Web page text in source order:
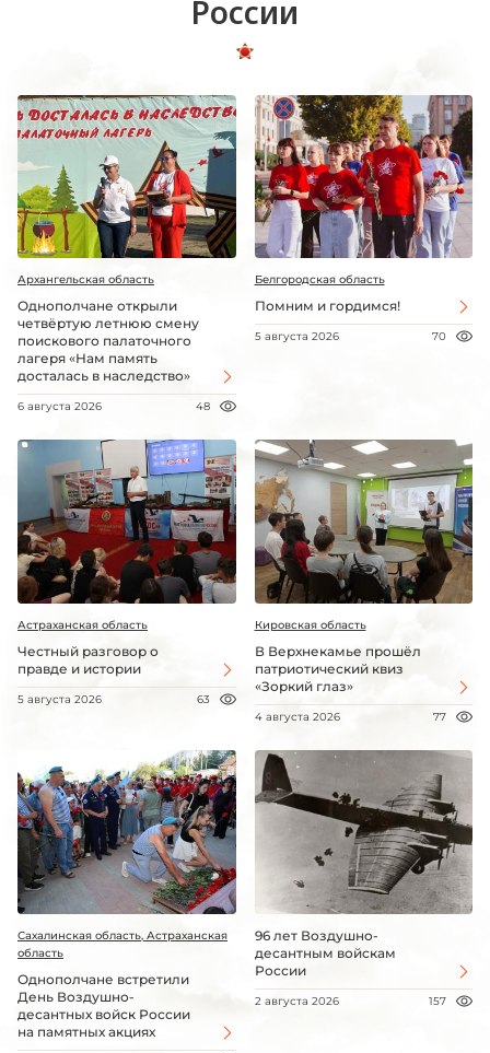
России
Архангельская область
Однополчане открыли
четвёртую летнюю смену
поискового палаточного
лагеря «Нам память
досталась в наследство»
6 августа 2026 48
Белгородская область
Помним и гордимся!
5 августа 2026 70
Астраханская область
Честный разговор о
правде и истории
5 августа 2026 63
Кировская область
В Верхнекамье прошёл
патриотический квиз
«Зоркий глаз»
4 августа 2026 77
Сахалинская область, Астраханская
область
Однополчане встретили
День Воздушно-
десантных войск России
на памятных акциях
96 лет Воздушно-
десантным войскам
России
2 августа 2026 157